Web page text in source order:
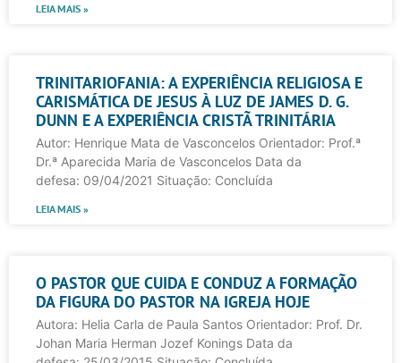
LEIA MAIS »
TRINITARIOFANIA: A EXPERIÊNCIA RELIGIOSA E
CARISMÁTICA DE JESUS À LUZ DE JAMES D. G.
DUNN E A EXPERIÊNCIA CRISTÃ TRINITÁRIA
Autor: Henrique Mata de Vasconcelos Orientador: Prof.ª
Dr.ª Aparecida Maria de Vasconcelos Data da
defesa: 09/04/2021 Situação: Concluída
LEIA MAIS »
O PASTOR QUE CUIDA E CONDUZ A FORMAÇÃO
DA FIGURA DO PASTOR NA IGREJA HOJE
Autora: Helia Carla de Paula Santos Orientador: Prof. Dr.
Johan Maria Herman Jozef Konings Data da